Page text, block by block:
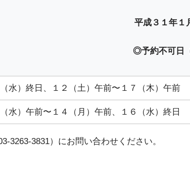
平成３１年１
◎予約不可日
水）終日、１２（土）午前〜１７（木）午前
水）午前〜１４（月）午前、１６（水）終日
3263-3831）にお問い合わせください。